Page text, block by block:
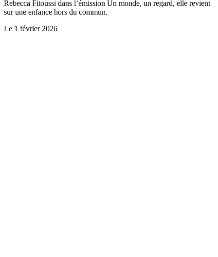
Rebecca Fitoussi dans l’émission Un monde, un regard, elle revient
sur une enfance hors du commun.
Le 1 février 2026